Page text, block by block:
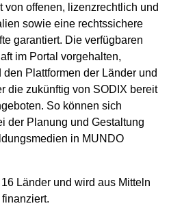
von offenen, lizenzrechtlich und
sowie eine rechtssichere
garantiert. Die verfügbaren
im Portal vorgehalten,
Plattformen der Länder und
die zukünftig von SODIX bereit
So können sich
der Planung und Gestaltung
in MUNDO
Länder und wird aus Mitteln